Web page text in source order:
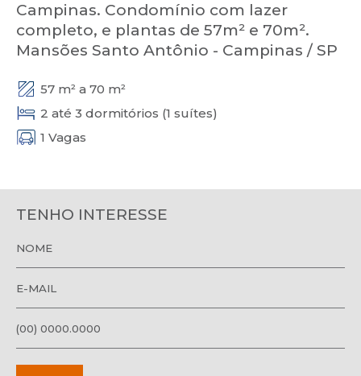
Campinas. Condomínio com lazer
completo, e plantas de 57m² e 70m².
Mansões Santo Antônio - Campinas / SP
57 m² a 70 m²
2 até 3 dormitórios (1 suítes)
1 Vagas
TENHO INTERESSE